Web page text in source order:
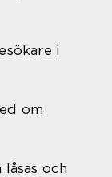
i
om
och